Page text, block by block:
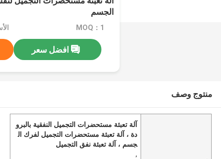
الجسم
MOQ：1
افضل سعر
منتوج وصف
آلة تعبئة مستحضرات التجميل النفقية بالبرو
دة ، آلة تعبئة مستحضرات التجميل لفرك ال
جسم ، آلة تعبئة نفق التجميل
,